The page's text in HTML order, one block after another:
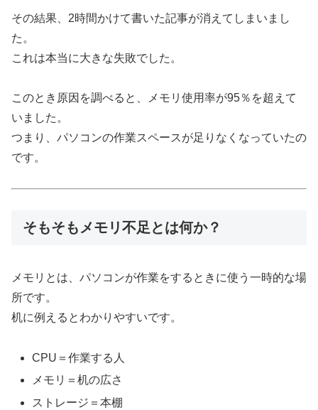
その結果、2時間かけて書いた記事が消えてしまいまし
た。
これは本当に大きな失敗でした。
このとき原因を調べると、メモリ使用率が95％を超えて
いました。
つまり、パソコンの作業スペースが足りなくなっていたの
です。
そもそもメモリ不足とは何か？
メモリとは、パソコンが作業をするときに使う一時的な場
所です。
机に例えるとわかりやすいです。
CPU＝作業する人
メモリ＝机の広さ
ストレージ＝本棚